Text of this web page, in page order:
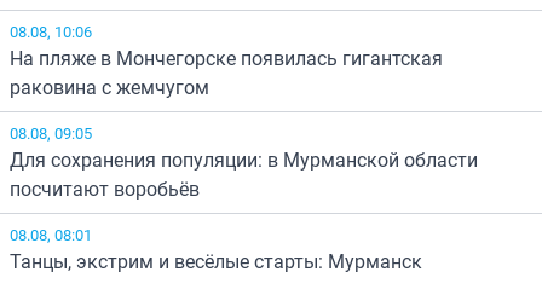
08.08, 10:06
На пляже в Мончегорске появилась гигантская
раковина с жемчугом
08.08, 09:05
Для сохранения популяции: в Мурманской области
посчитают воробьёв
08.08, 08:01
Танцы, экстрим и весёлые старты: Мурманск